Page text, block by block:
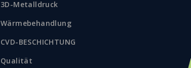
3D-Metalldruck
Wärmebehandlung
CVD-BESCHICHTUNG
Qualität